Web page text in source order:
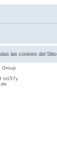
las cookies del Sitio
Group
m157y